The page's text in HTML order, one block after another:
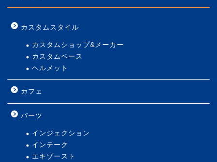
カスタムスタイル
カスタムショップ&メーカー
カスタムベース
ヘルメット
カフェ
パーツ
インジェクション
インテーク
エキゾースト